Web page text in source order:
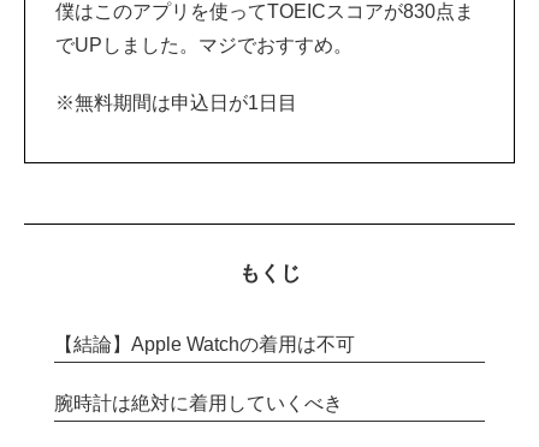
僕はこのアプリを使ってTOEICスコアが830点ま
でUPしました。マジでおすすめ。
※無料期間は申込日が1日目
もくじ
【結論】Apple Watchの着用は不可
腕時計は絶対に着用していくべき